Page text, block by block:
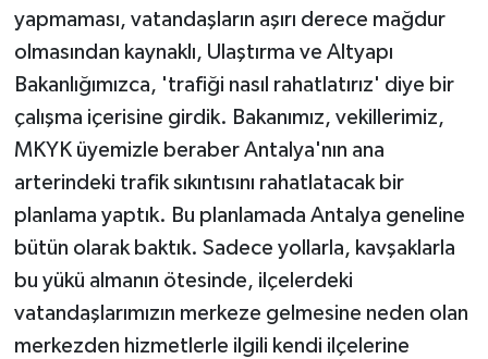
yapmaması, vatandaşların aşırı derece mağdur
olmasından kaynaklı, Ulaştırma ve Altyapı
Bakanlığımızca, 'trafiği nasıl rahatlatırız' diye bir
çalışma içerisine girdik. Bakanımız, vekillerimiz,
MKYK üyemizle beraber Antalya'nın ana
arterindeki trafik sıkıntısını rahatlatacak bir
planlama yaptık. Bu planlamada Antalya geneline
bütün olarak baktık. Sadece yollarla, kavşaklarla
bu yükü almanın ötesinde, ilçelerdeki
vatandaşlarımızın merkeze gelmesine neden olan
merkezden hizmetlerle ilgili kendi ilçelerine